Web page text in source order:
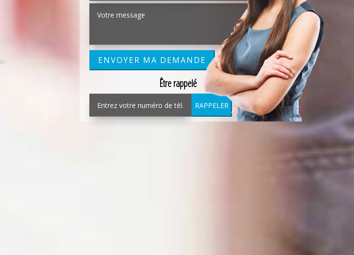
Être rappelé